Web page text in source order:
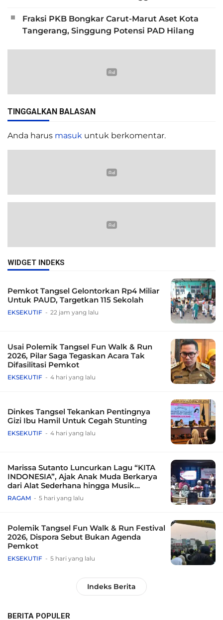
Fraksi PKB Bongkar Carut-Marut Aset Kota
Tangerang, Singgung Potensi PAD Hilang
TINGGALKAN BALASAN
Anda harus masuk untuk berkomentar.
WIDGET INDEKS
Pemkot Tangsel Gelontorkan Rp4 Miliar
Untuk PAUD, Targetkan 115 Sekolah
EKSEKUTIF 22 jam yang lalu
Usai Polemik Tangsel Fun Walk & Run
2026, Pilar Saga Tegaskan Acara Tak
Difasilitasi Pemkot
EKSEKUTIF 4 hari yang lalu
Dinkes Tangsel Tekankan Pentingnya
Gizi Ibu Hamil Untuk Cegah Stunting
EKSEKUTIF 4 hari yang lalu
Marissa Sutanto Luncurkan Lagu “KITA
INDONESIA”, Ajak Anak Muda Berkarya
dari Alat Sederhana hingga Musik
Tradisional
RAGAM 5 hari yang lalu
Polemik Tangsel Fun Walk & Run Festival
2026, Dispora Sebut Bukan Agenda
Pemkot
EKSEKUTIF 5 hari yang lalu
Indeks Berita
BERITA POPULER